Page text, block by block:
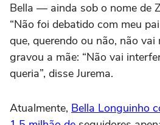
Bella — ainda sob o nome de
“Não foi debatido com meu
que, querendo ou não, não vai
gravou a mãe: “Não vai
queria”, disse Jurema.
Atualmente, Bella Longuinho